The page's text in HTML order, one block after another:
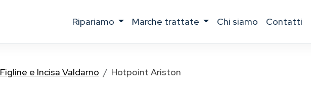
ripariamo marche trattate chi siamo contatti
Figline e Incisa Valdarno Hotpoint Ariston